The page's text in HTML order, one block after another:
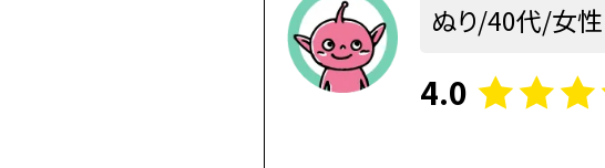
ぬり/40代/女
4.0